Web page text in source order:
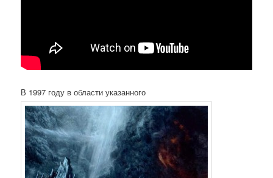
В 1997 году в области указанного